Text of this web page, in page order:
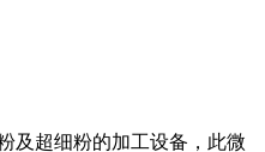
及超细粉的加工设备，此微